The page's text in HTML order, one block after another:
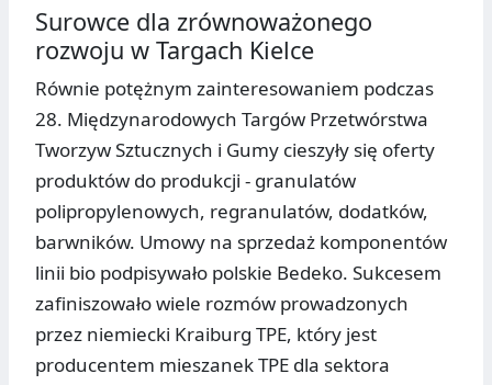
Surowce dla zrównoważonego
rozwoju w Targach Kielce
Równie potężnym zainteresowaniem podczas
28. Międzynarodowych Targów Przetwórstwa
Tworzyw Sztucznych i Gumy cieszyły się oferty
produktów do produkcji - granulatów
polipropylenowych, regranulatów, dodatków,
barwników. Umowy na sprzedaż komponentów
linii bio podpisywało polskie Bedeko. Sukcesem
zafiniszowało wiele rozmów prowadzonych
przez niemiecki Kraiburg TPE, który jest
producentem mieszanek TPE dla sektora